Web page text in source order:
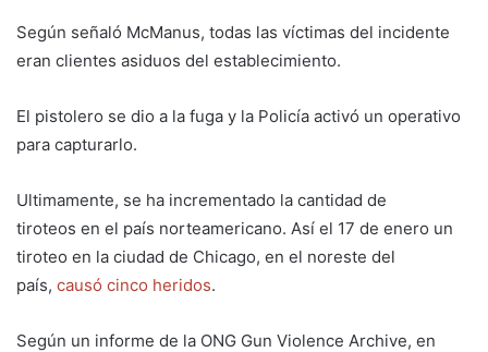
Según señaló McManus, todas las víctimas del incidente
eran clientes asiduos del establecimiento.
El pistolero se dio a la fuga y la Policía activó un operativo
para capturarlo.
Ultimamente, se ha incrementado la cantidad de
tiroteos en el país norteamericano. Así el 17 de enero un
tiroteo en la ciudad de Chicago, en el noreste del
país, causó cinco heridos.
Según un informe de la ONG Gun Violence Archive, en